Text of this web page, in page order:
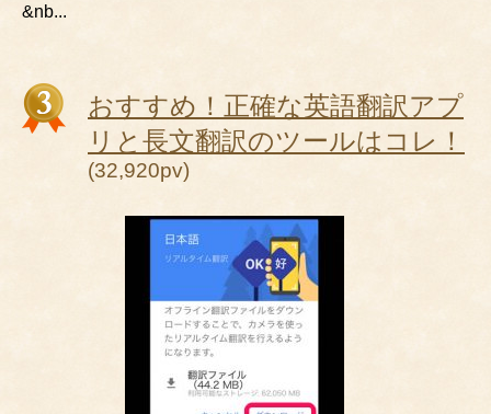
&nb...
おすすめ！正確な英語翻訳アプ
リと長文翻訳のツールはコレ！
(32,920pv)